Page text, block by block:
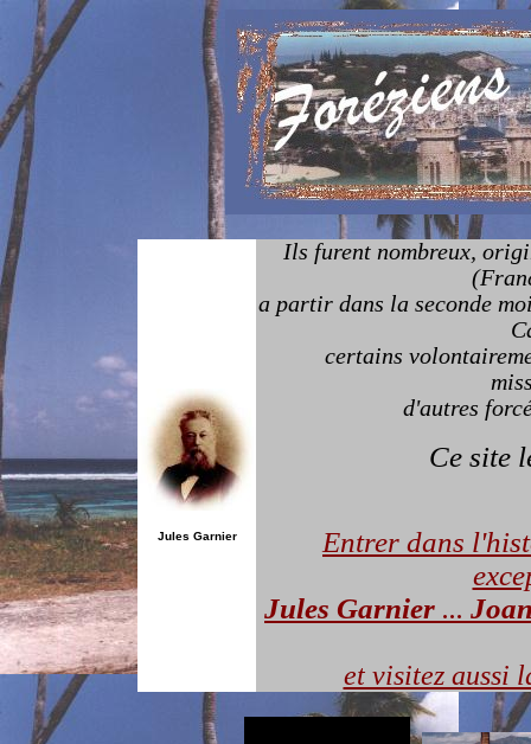
Jules Garnier
Ils furent nombreux,
a partir dans la seconde
certains
d'autres
Ce site
Entrer dans
Jules Garnier ...
et visitez aussi